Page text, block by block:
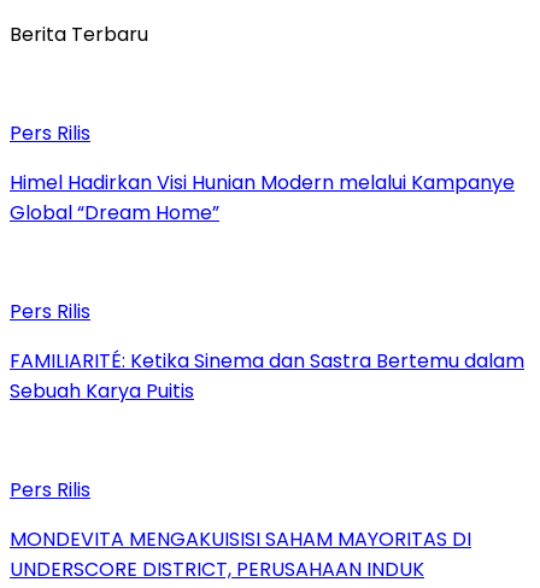
Berita Terbaru
Pers Rilis
Himel Hadirkan Visi Hunian Modern melalui Kampanye
Global “Dream Home”
Pers Rilis
FAMILIARITÉ: Ketika Sinema dan Sastra Bertemu dalam
Sebuah Karya Puitis
Pers Rilis
MONDEVITA MENGAKUISISI SAHAM MAYORITAS DI
UNDERSCORE DISTRICT, PERUSAHAAN INDUK